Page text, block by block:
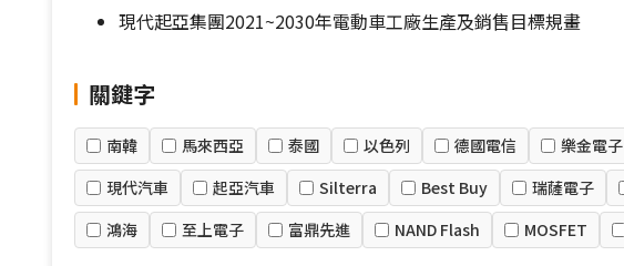
現代起亞集團2021~2030年電動車工廠生產及銷售目標規畫
關鍵字
南韓 馬來西亞 泰國 以色列 德國電信 樂金電子
現代汽車
起亞汽車 Silterra Best Buy 瑞薩電子
鴻海
至上電子 富鼎先進 NAND Flash MOSFET